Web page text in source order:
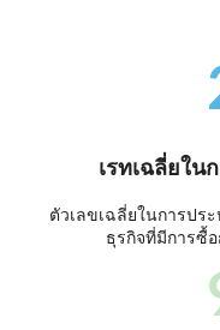
เรทเฉลี่ยใ
ตัวเลขเฉลี่ยในการปร
ธุรกิจที่มีการซื้